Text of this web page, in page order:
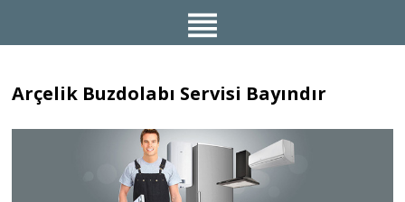
Arçelik Buzdolabı Servisi Bayındır